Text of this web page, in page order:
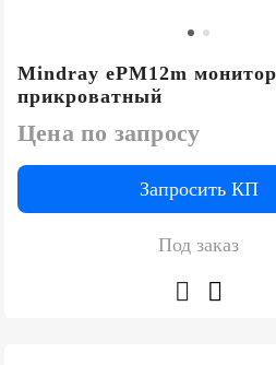
Mindray ePM12m
прикроватный
Цена по запросу
Запросить КП
Под заказ